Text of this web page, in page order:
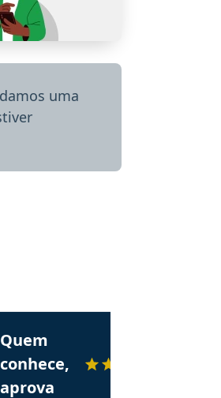
uma
em depoimento
Alessandra recomenda o Aprova
Quem
conhece,
aprova